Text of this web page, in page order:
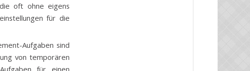
oft ohne eigens
für die
Aufgaben sind
von temporären
für einen